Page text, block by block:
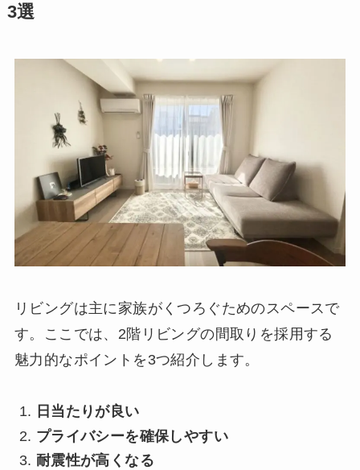
3選
リビングは主に家族がくつろぐためのスペースで
す。ここでは、2階リビングの間取りを採用する
魅力的なポイントを3つ紹介します。
日当たりが良い
プライバシーを確保しやすい
耐震性が高くなる